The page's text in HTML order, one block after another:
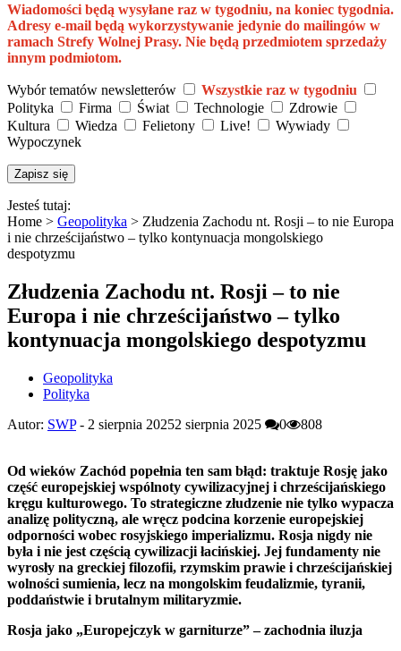
Wiadomości będą wysyłane raz w tygodniu, na koniec tygodnia.
Adresy e-mail będą wykorzystywanie jedynie do mailingów w
ramach Strefy Wolnej Prasy. Nie będą przedmiotem sprzedaży
innym podmiotom.
Wybór tematów newsletterów
Wszystkie raz w tygodniu
Polityka
Firma Świat Technologie
Zdrowie
Kultura
Wiedza Felietony Live!
Wywiady
Wypoczynek
Jesteś tutaj:
Home > Geopolityka > Złudzenia Zachodu nt. Rosji – to nie Europa
i nie chrześcijaństwo – tylko kontynuacja mongolskiego
despotyzmu
Złudzenia Zachodu nt. Rosji – to nie
Europa i nie chrześcijaństwo – tylko
kontynuacja mongolskiego despotyzmu
Geopolityka
Polityka
Autor: SWP- 2 sierpnia 20252 sierpnia 2025 0 808
Od wieków Zachód popełnia ten sam błąd: traktuje Rosję jako
część europejskiej wspólnoty cywilizacyjnej i chrześcijańskiego
kręgu kulturowego. To strategiczne złudzenie nie tylko wypacza
analizę polityczną, ale wręcz podcina korzenie europejskiej
odporności wobec rosyjskiego imperializmu. Rosja nigdy nie
była i nie jest częścią cywilizacji łacińskiej. Jej fundamenty nie
wyrosły na greckiej filozofii, rzymskim prawie i chrześcijańskiej
wolności sumienia, lecz na mongolskim feudalizmie, tyranii,
poddaństwie i brutalnym militaryzmie.
Rosja jako „Europejczyk w garniturze” – zachodnia iluzja